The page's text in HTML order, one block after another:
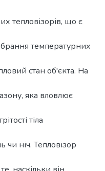
тепловізорів, що є
температурних
стан об'єкта. На
яка вловлює
тіла
чи ніч. Тепловізор